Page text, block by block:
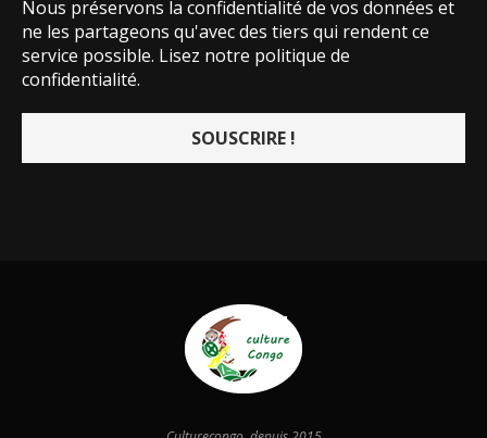
Nous préservons la confidentialité de vos données et
ne les partageons qu'avec des tiers qui rendent ce
service possible. Lisez notre politique de
confidentialité.